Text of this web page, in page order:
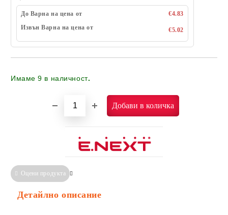
До Варна на цена от
€4.83
Извън Варна на цена от
€5.02
Имаме9 в наличност.
Оцени продукта
Детайлно описание